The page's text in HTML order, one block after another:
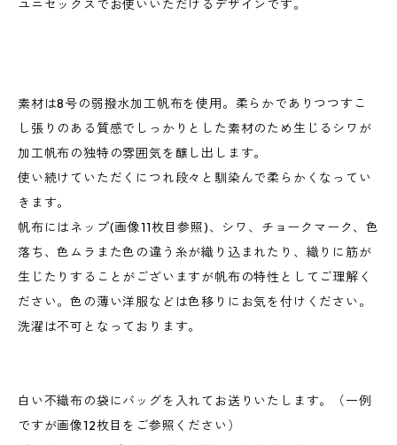
ユニセックスでお使いいただけるデザインです。
素材は8号の弱撥水加工帆布を使用。柔らかでありつつすこ
し張りのある質感でしっかりとした素材のため生じるシワが
加工帆布の独特の雰囲気を醸し出します。
使い続けていただくにつれ段々と馴染んで柔らかくなってい
きます。
帆布にはネップ(画像11枚目参照)、シワ、チョークマーク、色
落ち、色ムラまた色の違う糸が織り込まれたり、織りに筋が
生じたりすることがございますが帆布の特性としてご理解く
ださい。色の薄い洋服などは色移りにお気を付けください。
洗濯は不可となっております。
白い不織布の袋にバッグを入れてお送りいたします。（一例
ですが画像12枚目をご参照ください）